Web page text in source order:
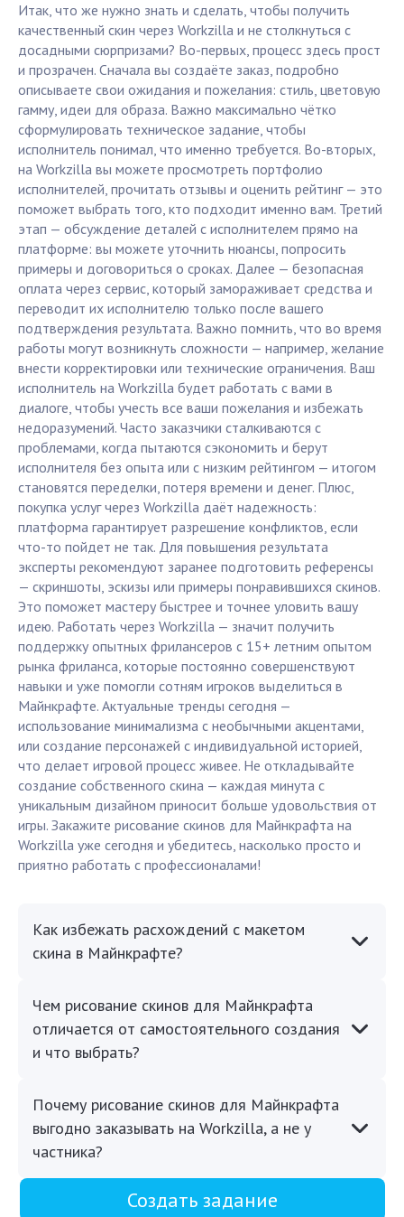
Итак, что же нужно знать и сделать, чтобы получить
качественный скин через Workzilla и не столкнуться с
досадными сюрпризами? Во-первых, процесс здесь прост
и прозрачен. Сначала вы создаёте заказ, подробно
описываете свои ожидания и пожелания: стиль, цветовую
гамму, идеи для образа. Важно максимально чётко
сформулировать техническое задание, чтобы
исполнитель понимал, что именно требуется. Во-вторых,
на Workzilla вы можете просмотреть портфолио
исполнителей, прочитать отзывы и оценить рейтинг — это
поможет выбрать того, кто подходит именно вам. Третий
этап — обсуждение деталей с исполнителем прямо на
платформе: вы можете уточнить нюансы, попросить
примеры и договориться о сроках. Далее — безопасная
оплата через сервис, который замораживает средства и
переводит их исполнителю только после вашего
подтверждения результата. Важно помнить, что во время
работы могут возникнуть сложности — например, желание
внести корректировки или технические ограничения. Ваш
исполнитель на Workzilla будет работать с вами в
диалоге, чтобы учесть все ваши пожелания и избежать
недоразумений. Часто заказчики сталкиваются с
проблемами, когда пытаются сэкономить и берут
исполнителя без опыта или с низким рейтингом — итогом
становятся переделки, потеря времени и денег. Плюс,
покупка услуг через Workzilla даёт надежность:
платформа гарантирует разрешение конфликтов, если
что-то пойдет не так. Для повышения результата
эксперты рекомендуют заранее подготовить референсы
— скриншоты, эскизы или примеры понравившихся скинов.
Это поможет мастеру быстрее и точнее уловить вашу
идею. Работать через Workzilla — значит получить
поддержку опытных фрилансеров с 15+ летним опытом
рынка фриланса, которые постоянно совершенствуют
навыки и уже помогли сотням игроков выделиться в
Майнкрафте. Актуальные тренды сегодня —
использование минимализма с необычными акцентами,
или создание персонажей с индивидуальной историей,
что делает игровой процесс живее. Не откладывайте
создание собственного скина — каждая минута с
уникальным дизайном приносит больше удовольствия от
игры. Закажите рисование скинов для Майнкрафта на
Workzilla уже сегодня и убедитесь, насколько просто и
приятно работать с профессионалами!
Как избежать расхождений с макетом
скина в Майнкрафте?
Чем рисование скинов для Майнкрафта
отличается от самостоятельного создания
и что выбрать?
Почему рисование скинов для Майнкрафта
выгодно заказывать на Workzilla, а не у
частника?
Создать задание